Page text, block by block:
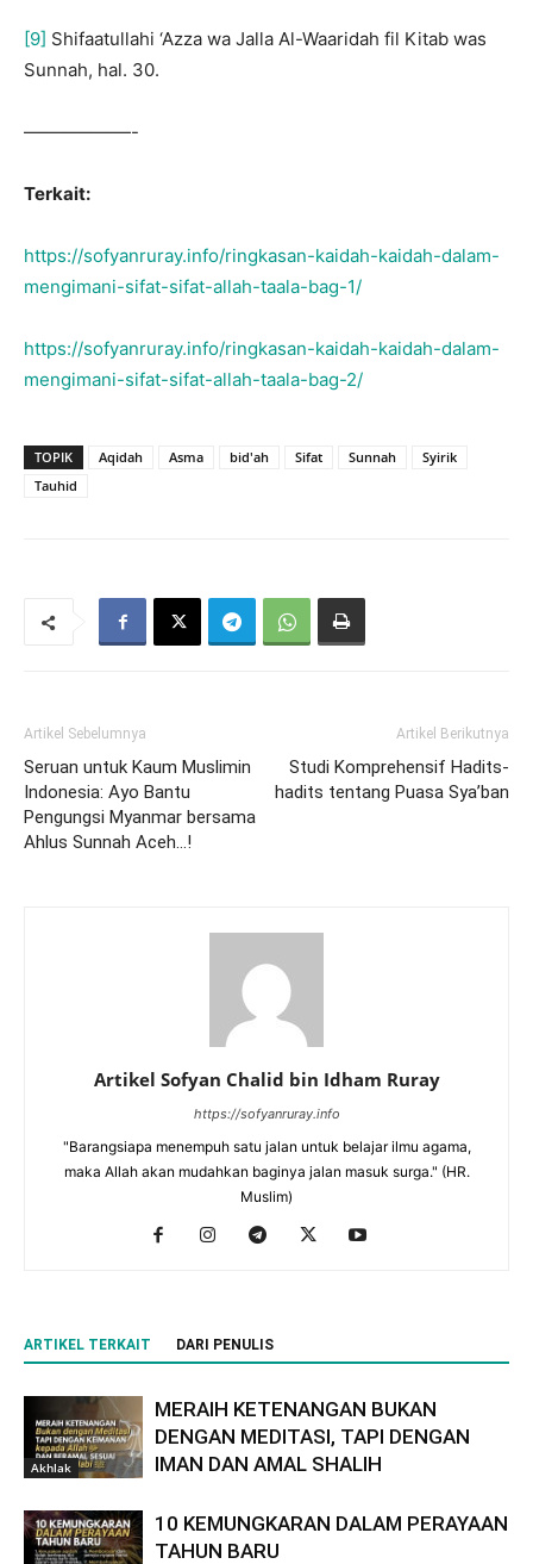
[9] Shifaatullahi ‘Azza wa Jalla Al-Waaridah fil Kitab was
Sunnah, hal. 30.
——————-
Terkait:
https://sofyanruray.info/ringkasan-kaidah-kaidah-dalam-
mengimani-sifat-sifat-allah-taala-bag-1/
https://sofyanruray.info/ringkasan-kaidah-kaidah-dalam-
mengimani-sifat-sifat-allah-taala-bag-2/
TOPIK Aqidah Asma bid'ah Sifat Sunnah
Syirik
Tauhid
Artikel Sebelumnya
Seruan untuk Kaum Muslimin
Indonesia: Ayo Bantu
Pengungsi Myanmar bersama
Ahlus Sunnah Aceh…!
Artikel Berikutnya
Studi Komprehensif Hadits-
hadits tentang Puasa Sya’ban
Artikel Sofyan Chalid bin Idham Ruray
https://sofyanruray.info
"Barangsiapa menempuh satu jalan untuk belajar ilmu agama,
maka Allah akan mudahkan baginya jalan masuk surga." (HR.
Muslim)
ARTIKEL TERKAIT DARI PENULIS
Akhlak
MERAIH KETENANGAN BUKAN
DENGAN MEDITASI, TAPI DENGAN
IMAN DAN AMAL SHALIH
10 KEMUNGKARAN DALAM PERAYAAN
TAHUN BARU